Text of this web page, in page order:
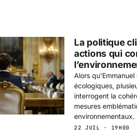
La politique
actions qui
Alors
écologiques,
interrogent la
mesures
environnementaux.
22 JUIL · 19H00